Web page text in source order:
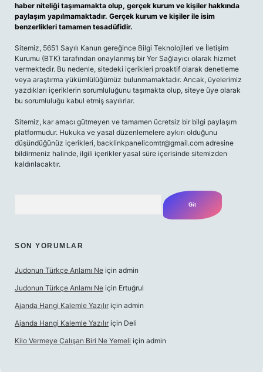
haber niteliği taşımamakta olup, gerçek kurum ve kişiler hakkında
paylaşım yapılmamaktadır. Gerçek kurum ve kişiler ile isim
benzerlikleri tamamen tesadüfidir.
Sitemiz, 5651 Sayılı Kanun gereğince Bilgi Teknolojileri ve İletişim
Kurumu (BTK) tarafından onaylanmış bir Yer Sağlayıcı olarak hizmet
vermektedir. Bu nedenle, sitedeki içerikleri proaktif olarak denetleme
veya araştırma yükümlülüğümüz bulunmamaktadır. Ancak, üyelerimiz
yazdıkları içeriklerin sorumluluğunu taşımakta olup, siteye üye olarak
bu sorumluluğu kabul etmiş sayılırlar.
Sitemiz, kar amacı gütmeyen ve tamamen ücretsiz bir bilgi paylaşım
platformudur. Hukuka ve yasal düzenlemelere aykırı olduğunu
düşündüğünüz içerikleri, backlinkpanelicomtr@gmail.com adresine
bildirmeniz halinde, ilgili içerikler yasal süre içerisinde sitemizden
kaldırılacaktır.
SON YORUMLAR
Judonun Türkçe Anlamı Ne için admin
Judonun Türkçe Anlamı Ne için Ertuğrul
Ajanda Hangi Kalemle Yazılır için admin
Ajanda Hangi Kalemle Yazılır için Deli
Kilo Vermeye Çalışan Biri Ne Yemeli için admin